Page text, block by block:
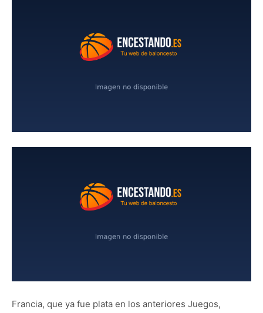
Francia, que ya fue plata en los anteriores Juegos,